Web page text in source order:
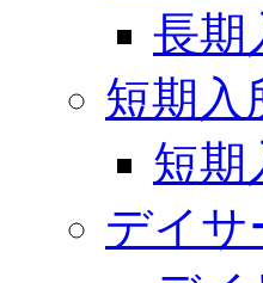
長期
短期入
短期
デイサ